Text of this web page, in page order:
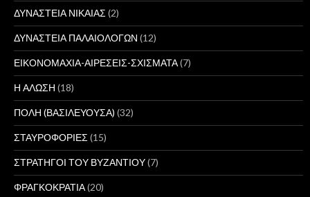
ΔΥΝΑΣΤΕΙΑ ΝΙΚΑΙΑΣ (2)
ΔΥΝΑΣΤΕΙΑ ΠΑΛΑΙΟΛΟΓΩΝ (12)
ΕΙΚΟΝΟΜΑΧΙΑ-ΑΙΡΕΣΕΙΣ-ΣΧΙΣΜΑΤΑ(7)
Η ΑΛΩΣΗ (18)
ΠΟΛΗ (ΒΑΣΙΛΕΥΟΥΣΑ) (32)
ΣΤΑΥΡΟΦΟΡΙΕΣ (15)
ΣΤΡΑΤΗΓΟΙ ΤΟΥ ΒΥΖΑΝΤΙΟΥ(7)
ΦΡΑΓΚΟΚΡΑΤΙΑ(20)